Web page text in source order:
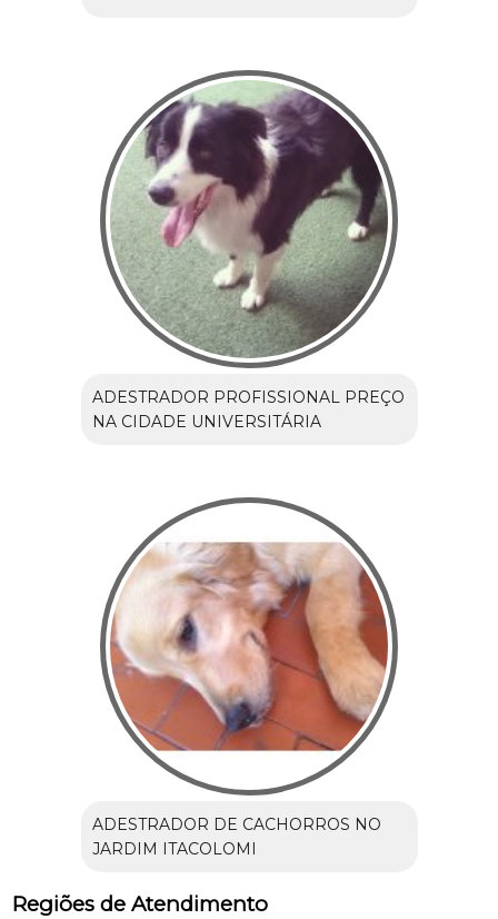
ADESTRADOR PROFISSIONAL PREÇO
NA CIDADE UNIVERSITÁRIA
ADESTRADOR DE CACHORROS NO
JARDIM ITACOLOMI
Regiões de Atendimento